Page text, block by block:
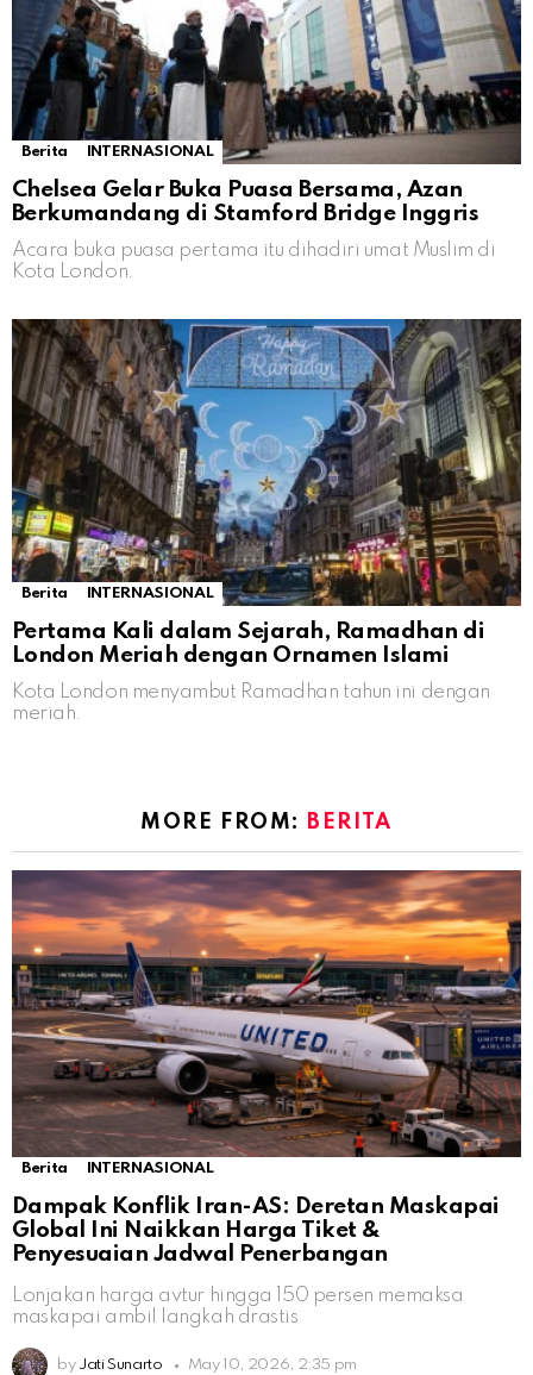
Berita INTERNASIONAL
Chelsea Gelar Buka Puasa Bersama, Azan
Berkumandang di Stamford Bridge Inggris
Acara buka puasa pertama itu dihadiri umat Muslim di
Kota London.
Berita INTERNASIONAL
Pertama Kali dalam Sejarah, Ramadhan di
London Meriah dengan Ornamen Islami
Kota London menyambut Ramadhan tahun ini dengan
meriah.
MORE FROM: BERITA
Berita INTERNASIONAL
Dampak Konflik Iran-AS: Deretan Maskapai
Global Ini Naikkan Harga Tiket &
Penyesuaian Jadwal Penerbangan
Lonjakan harga avtur hingga 150 persen memaksa
maskapai ambil langkah drastis
by Jati Sunarto May 10, 2026, 2:35 pm